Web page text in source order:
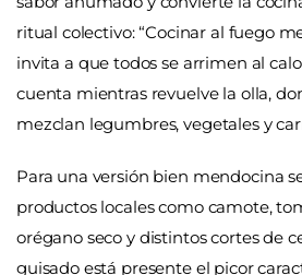
ritual colectivo:“Cocinar al fuego
invita a que todos se arrimen al
cuenta mientras revuelve la olla,
mezclan legumbres, vegetales y
Para una versión bien mendocina
productos locales como camote,
orégano seco y distintos cortes de
guisado está presente el picor